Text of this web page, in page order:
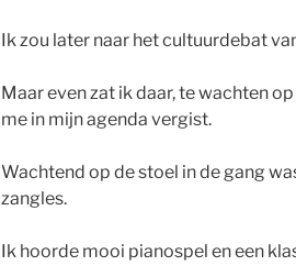
Ik zou later naar het cultuurdebat
Maar even zat ik daar, te wachten
me in mijn agenda vergist.
Wachtend op de stoel in de gang
zangles.
Ik hoorde mooi pianospel en een